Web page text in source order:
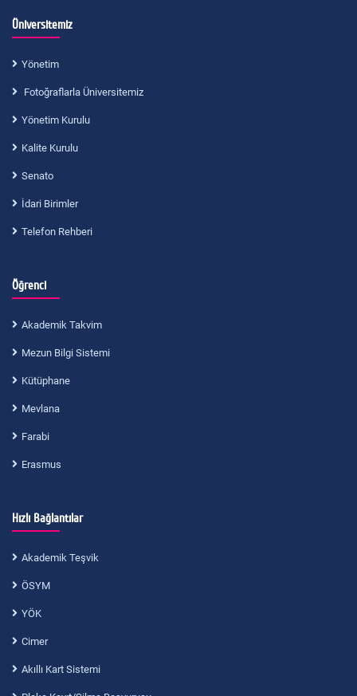
Üniversitemiz
Yönetim
Fotoğraflarla Üniversitemiz
Yönetim Kurulu
Kalite Kurulu
Senato
İdari Birimler
Telefon Rehberi
Öğrenci
Akademik Takvim
Mezun Bilgi Sistemi
Kütüphane
Mevlana
Farabi
Erasmus
Hızlı Bağlantılar
Akademik Teşvik
ÖSYM
YÖK
Cimer
Akıllı Kart Sistemi